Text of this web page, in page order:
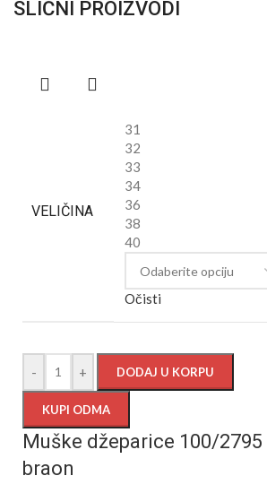
SLIČNI PROIZVODI
VELIČINA
31
32
33
34
36
38
40
Očisti
- + DODAJ U KORPU
KUPI ODMA
Muške džeparice 100/2795
braon